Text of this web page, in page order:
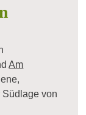
Am
von